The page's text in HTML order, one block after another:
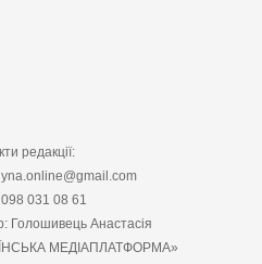
редакції:
031 08 61
Голошивець Анастасія
МЕДІАПЛАТФОРМА»